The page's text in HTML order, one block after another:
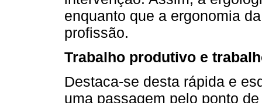
enquanto que a ergonomia
profissão.
Trabalho produtivo e
Destaca-se desta rápida e
uma passagem pelo ponto